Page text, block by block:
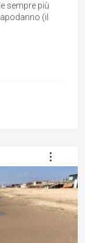
sempre più
(il